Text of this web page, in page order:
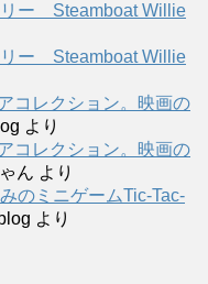
リー Steamboat Willie
リー Steamboat Willie
コレクション。映画の
より
コレクション。映画の
ん より
のミニゲームTic-Tac-
より